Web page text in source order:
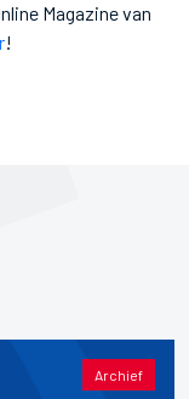
Magazine van
!
Archief